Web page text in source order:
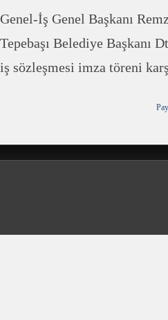
Genel-İş Genel Başkanı
Tepebaşı Belediye Başkanı
iş sözleşmesi imza töreni